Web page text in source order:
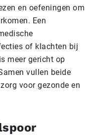
en oefeningen om
Een
of klachten bij
meer gericht op
vullen beide
voor gezonde en